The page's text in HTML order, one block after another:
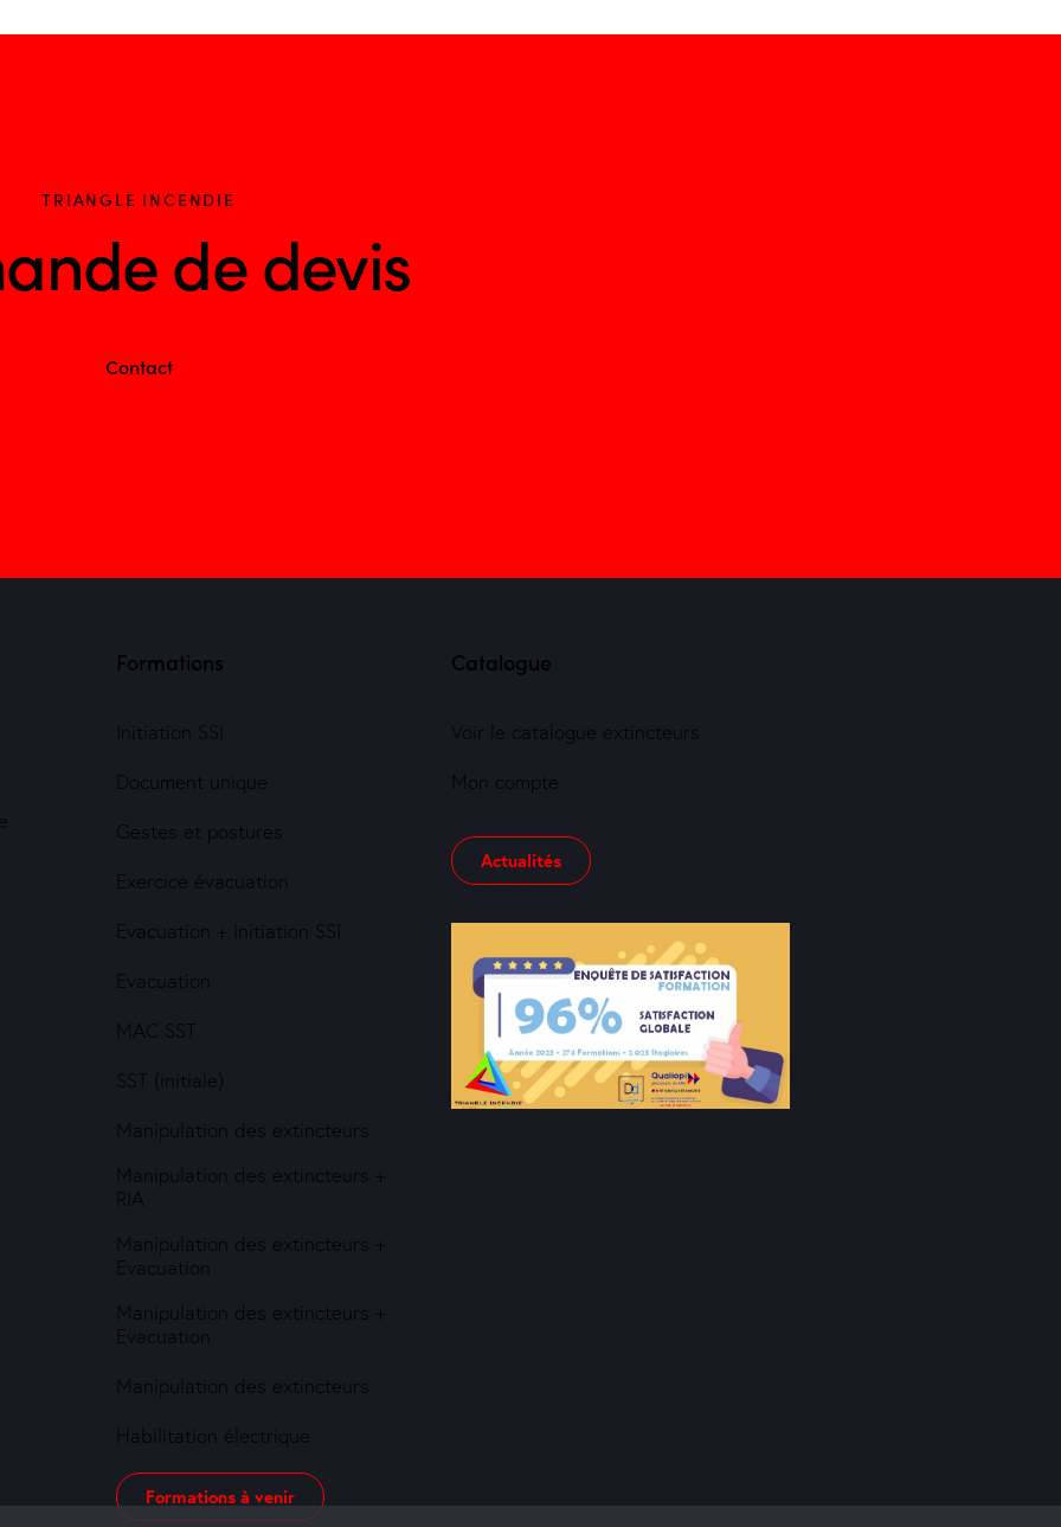
TRIANGLE INCENDIE
de devis
Contact
Formations
Initiation SSI
Document unique
Gestes et postures
Exercice évacuation
Evacuation + Initiation SSI
Evacuation
MAC SST
SST (initiale)
Manipulation des extincteurs
Manipulation des extincteurs +
RIA
Manipulation des extincteurs +
Evacuation
Manipulation des extincteurs +
Evacuation
Manipulation des extincteurs
Habilitation électrique
Formations à venir
Catalogue
Voir le catalogue extincteurs
Mon compte
Actualités